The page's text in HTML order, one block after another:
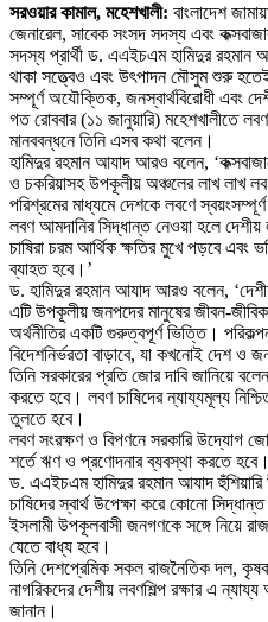
সরওয়ার কামাল, মহেশখালী: বাংলাদেশ
জেনারেল, সাবেক সংসদ সদস্য এবং
সদস্য প্রার্থী ড. এএইচএম হামিদুর রহমান
থাকা সত্ত্বেও এবং উৎপাদন মৌসুম শুরু
সম্পূর্ণ অযৌক্তিক, জনস্বার্থবিরোধী এবং
গত রোববার (১১ জানুয়ারি) মহেশখালীতে
মানববন্ধনে তিনি এসব কথা বলেন।
হামিদুর রহমান আযাদ আরও বলেন,
ও চকরিয়াসহ উপকূলীয় অঞ্চলের লাখ লাখ
পরিশ্রমের মাধ্যমে দেশকে লবণে
লবণ আমদানির সিদ্ধান্ত নেওয়া হলে দেশীয়
চাষিরা চরম আর্থিক ক্ষতির মুখে পড়বে এবং
ব্যাহত হবে।’
ড. হামিদুর রহমান আযাদ আরও বলেন,
এটি উপকূলীয় জনপদের মানুষের জীবন-
অর্থনীতির একটি গুরুত্বপূর্ণ ভিত্তি।
বিদেশনির্ভরতা বাড়াবে, যা কখনোই দেশ ও
তিনি সরকারের প্রতি জোর দাবি জানিয়ে
করতে হবে। লবণ চাষিদের ন্যায্যমূল্য
তুলতে হবে।
লবণ সংরক্ষণ ও বিপণনে সরকারি উদ্যোগ
শর্তে ঋণ ও প্রণোদনার ব্যবস্থা করতে হবে।
ড. এএইচএম হামিদুর রহমান আযাদ হুঁশিয়ারি
চাষিদের স্বার্থ উপেক্ষা করে কোনো
ইসলামী উপকূলবাসী জনগণকে সঙ্গে নিয়ে
যেতে বাধ্য হবে।
তিনি দেশপ্রেমিক সকল রাজনৈতিক দল,
নাগরিকদের দেশীয় লবণশিল্প রক্ষার এ
জানান।